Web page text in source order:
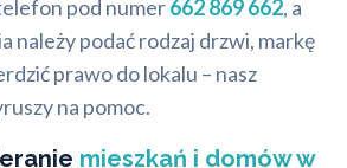
pod numer662 869 662, a
należy podać rodzaj drzwi, markę
prawo do lokalu – nasz
na pomoc.
mieszkań i domów w